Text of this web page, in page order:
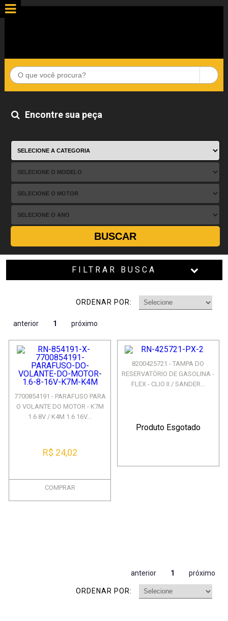
Encontre sua peça
BUSCAR
FILTRAR BUSCA
ORDENAR POR:
anterior 1 próximo
7700854191 - PARAFUSO PARA
O VOLANTE DO MOTOR - K7M
1.6 8V / K4M 1.6 16V...
R$ 24,02
COMPRAR
8200425721 - TAMPA DO
RESERVATÓRIO DE GASOLINA -
FLEX - CLIO II / SANDER...
Produto Esgotado
anterior 1 próximo
ORDENAR POR: